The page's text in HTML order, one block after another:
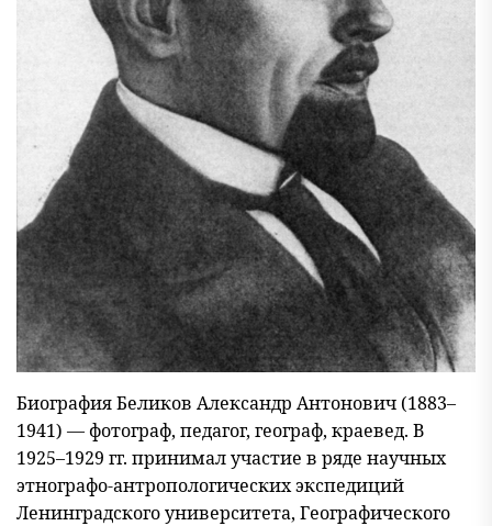
Биография Беликов Александр Антонович (1883–
1941) — фотограф, педагог, географ, краевед. В
1925–1929 гг. принимал участие в ряде научных
этнографо-антропологических экспедиций
Ленинградского университета, Географического